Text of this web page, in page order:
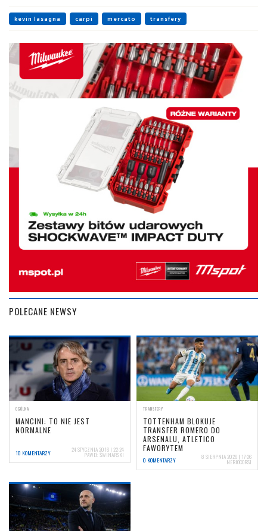
kevin lasagna carpi mercato transfery
POLECANE NEWSY
OGÓLNA
MANCINI: TO NIE JEST
NORMALNE
10 KOMENTARZY 24 STYCZNIA 2016 | 22:24
PAWEŁ ŚWINARSKI
TRANSFERY
TOTTENHAM BLOKUJE
TRANSFER ROMERO DO
ARSENALU, ATLETICO
FAWORYTEM
0 KOMENTARZY 8 SIERPNIA 2026 | 17:26
NERIOCORSI